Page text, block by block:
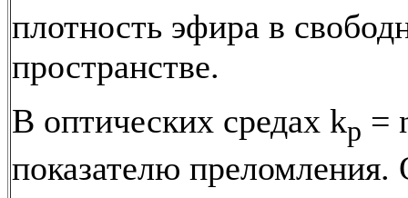
плотность эфира в
пространстве.
В оптических средах kp =
показателю